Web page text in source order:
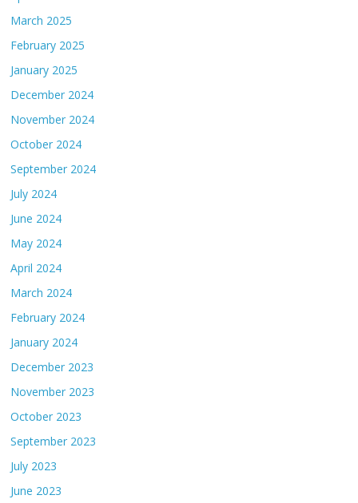
March 2025
February 2025
January 2025
December 2024
November 2024
October 2024
September 2024
July 2024
June 2024
May 2024
April 2024
March 2024
February 2024
January 2024
December 2023
November 2023
October 2023
September 2023
July 2023
June 2023